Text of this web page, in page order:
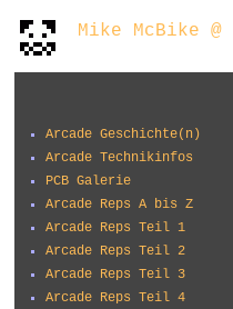
Mike McBike @
Arcade Geschichte(n)
Arcade Technikinfos
PCB Galerie
Arcade Reps A bis Z
Arcade Reps Teil 1
Arcade Reps Teil 2
Arcade Reps Teil 3
Arcade Reps Teil 4